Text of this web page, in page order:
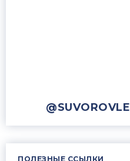
ПОЛЕЗНЫЕ ССЫЛКИ